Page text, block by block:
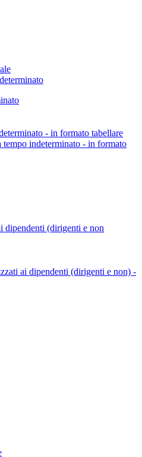
- in formato tabellare
tempo indeterminato - in formato
dipendenti (dirigenti e non
ai dipendenti (dirigenti e non) -